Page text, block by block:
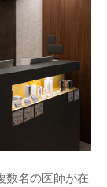
数名の医師が在